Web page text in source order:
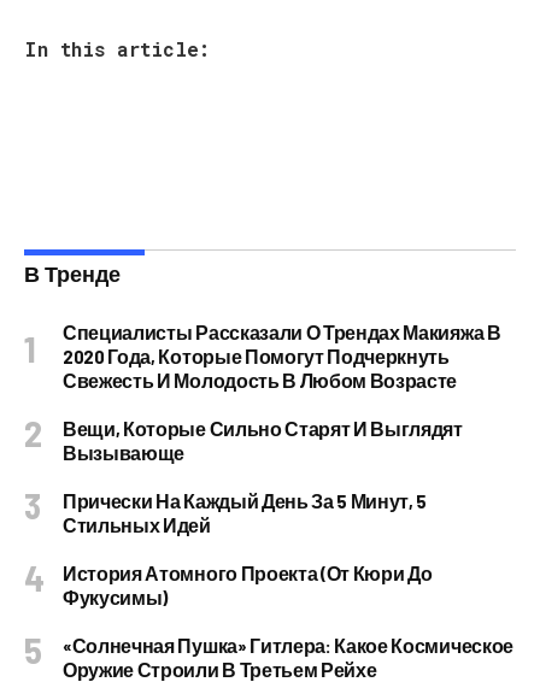
In this article:
В Тренде
Специалисты Рассказали О Трендах Макияжа В
2020 Года, Которые Помогут Подчеркнуть
Свежесть И Молодость В Любом Возрасте
Вещи, Которые Сильно Старят И Выглядят
Вызывающе
Прически На Каждый День За 5 Минут, 5
Стильных Идей
История Атомного Проекта (от Кюри До
Фукусимы)
«Солнечная Пушка» Гитлера: Какое Космическое
Оружие Строили В Третьем Рейхе